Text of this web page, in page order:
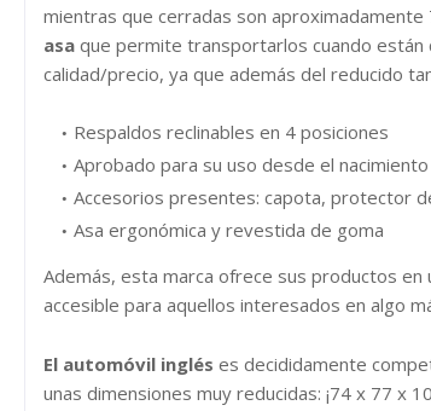
mientras que cerradas son aproximadamente
asa que permite transportarlos cuando están
calidad/precio, ya que además del reducido
Respaldos reclinables en 4 posiciones
Aprobado para su uso desde el nacimiento
Accesorios presentes: capota, protector
Asa ergonómica y revestida de goma
Además, esta marca ofrece sus productos en
accesible para aquellos interesados ​​en algo
El automóvil inglés es decididamente
unas dimensiones muy reducidas: ¡74 x 77 x